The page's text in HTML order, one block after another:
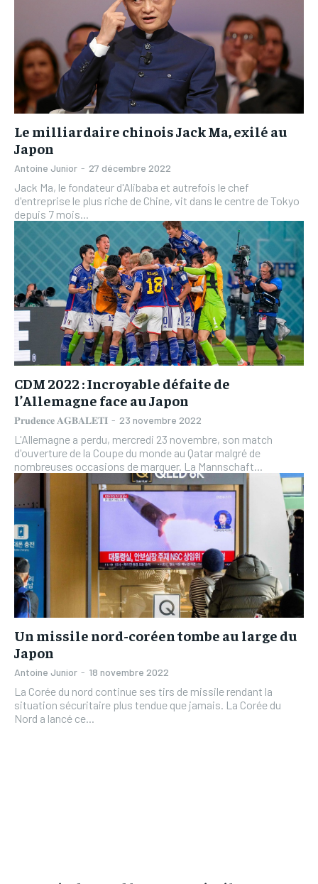
Le milliardaire chinois Jack Ma, exilé au
Japon
Antoine Junior - 27 décembre 2022
Jack Ma, le fondateur d'Alibaba et autrefois le chef
d'entreprise le plus riche de Chine, vit dans le centre de Tokyo
depuis 7 mois...
CDM 2022 : Incroyable défaite de
l’Allemagne face au Japon
𝐏𝐫𝐮𝐝𝐞𝐧𝐜𝐞 𝐀𝐆𝐁𝐀𝐋𝐄𝐓𝐈 - 23 novembre 2022
L'Allemagne a perdu, mercredi 23 novembre, son match
d'ouverture de la Coupe du monde au Qatar malgré de
nombreuses occasions de marquer. La Mannschaft...
Un missile nord-coréen tombe au large du
Japon
Antoine Junior - 18 novembre 2022
La Corée du nord continue ses tirs de missile rendant la
situation sécuritaire plus tendue que jamais. La Corée du
Nord a lancé ce...